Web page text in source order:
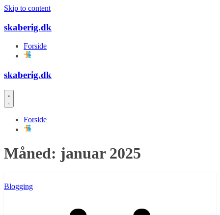
Skip to content
skaberig.dk
Forside
skaberig.dk
Forside
Måned: januar 2025
Blogging